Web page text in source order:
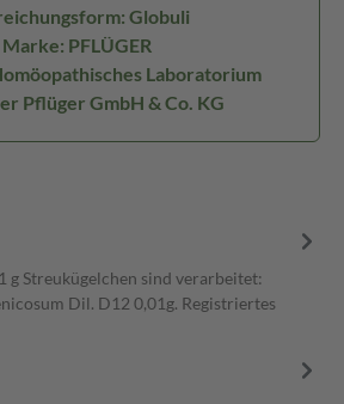
Globuli
Marke: PFLÜGER
Laboratorium
Pflüger GmbH & Co. KG
g Streukügelchen sind verarbeitet:
Dil. D12 0,01g. Registriertes